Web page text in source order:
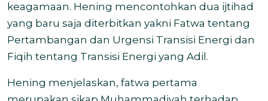
keagamaan. Hening mencontohkan dua ijtihad
yang baru saja diterbitkan yakni Fatwa tentang
Pertambangan dan Urgensi Transisi Energi dan
Fiqih tentang Transisi Energi yang Adil.
Hening menjelaskan, fatwa pertama